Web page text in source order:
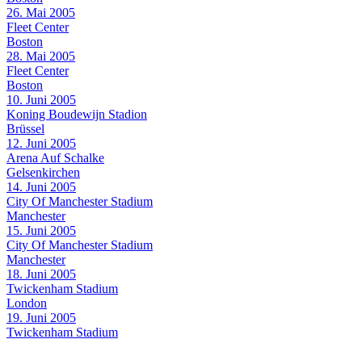
26. Mai 2005
Fleet Center
Boston
28. Mai 2005
Fleet Center
Boston
10. Juni 2005
Koning Boudewijn Stadion
Brüssel
12. Juni 2005
Arena Auf Schalke
Gelsenkirchen
14. Juni 2005
City Of Manchester Stadium
Manchester
15. Juni 2005
City Of Manchester Stadium
Manchester
18. Juni 2005
Twickenham Stadium
London
19. Juni 2005
Twickenham Stadium